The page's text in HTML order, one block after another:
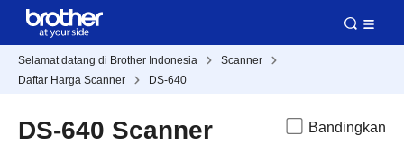
Selamat datang di Brother Indonesia
Scanner
Daftar Harga Scanner
DS-640
DS-640 Scanner
Bandingkan